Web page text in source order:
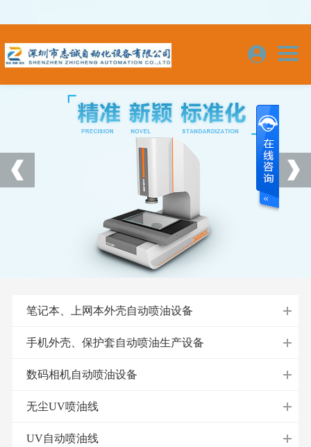
笔记本、上网本外壳自动喷油设备
手机外壳、保护套自动喷油生产设备
数码相机自动喷油设备
无尘UV喷油线
UV自动喷油线